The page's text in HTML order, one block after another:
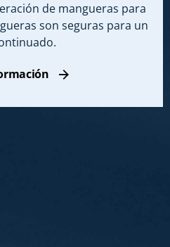
de mangueras para
son seguras para un